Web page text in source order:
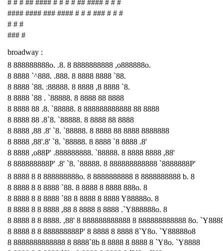
# # # ## #### # # # # ## #### # # #
#### #### ### #### # # # ### # # #
# # #
### #
broadway :
8 888888888o. .8. 8 8888888888 ,o888888o.
8 8888 `^888. .888. 8 8888 8888 `88.
8 8888 `88. :88888. 8 8888 ,8 8888 `8.
8 8888 `88 . `88888. 8 8888 88 8888
8 8888 88 .8. `88888. 8 888888888888 88 8888
8 8888 88 .8`8. `88888. 8 8888 88 8888
8 8888 ,88 .8' `8. `88888. 8 8888 88 8888 8888888
8 8888 ,88'.8' `8. `88888. 8 8888 `8 8888 .8'
8 8888 ,o88P' .888888888. `88888. 8 8888 8888 ,88'
8 888888888P' .8' `8. `88888. 8 888888888888 `8888888P'
8 8888 8 8 888888888o. 8 8888888888 8 8888888888 b. 8
8 8888 8 8 8888 `88. 8 8888 8 8888 888o. 8
8 8888 8 8 8888 `88 8 8888 8 8888 Y88888o. 8
8 8888 8 8 8888 ,88 8 8888 8 8888 .`Y888888o. 8
8 8888 8 8 8888. ,88' 8 888888888888 8 888888888888 8o.
8 8888 8 8 888888888P' 8 8888 8 8888 8`Y8o. `Y88888o8
8 8888888888888 8 8888`8b 8 8888 8 8888 8 `Y8o. `Y8888